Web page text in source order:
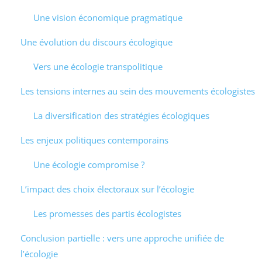
Une vision économique pragmatique
Une évolution du discours écologique
Vers une écologie transpolitique
Les tensions internes au sein des mouvements écologistes
La diversification des stratégies écologiques
Les enjeux politiques contemporains
Une écologie compromise ?
L’impact des choix électoraux sur l’écologie
Les promesses des partis écologistes
Conclusion partielle : vers une approche unifiée de
l’écologie